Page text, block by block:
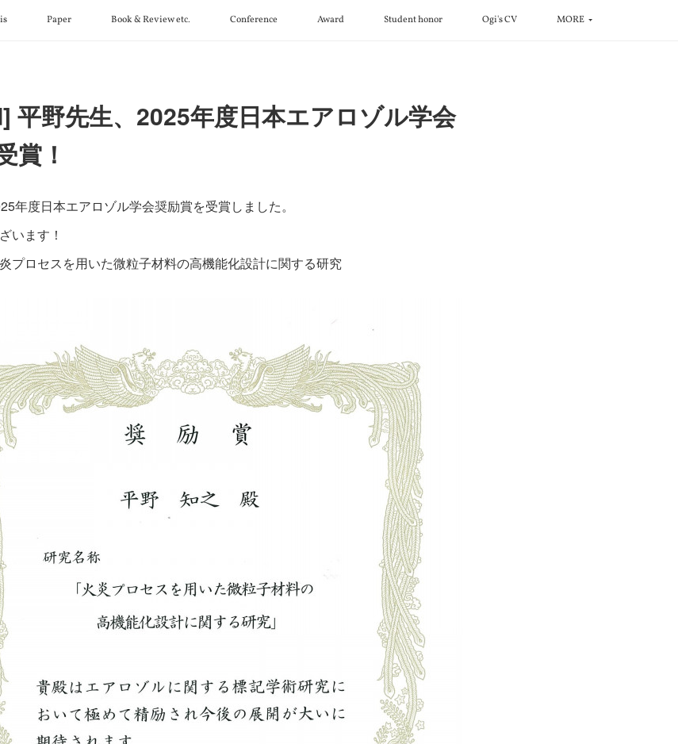
Paper Book & Review etc. Conference Award Student honor Ogi's CV MORE
平野先生、2025年度日本エアロゾル学会
賞！
年度日本エアロゾル学会奨励賞を受賞しました。
います！
プロセスを用いた微粒子材料の高機能化設計に関する研究